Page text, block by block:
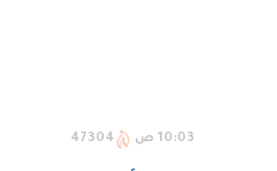
10:03 ص 47304